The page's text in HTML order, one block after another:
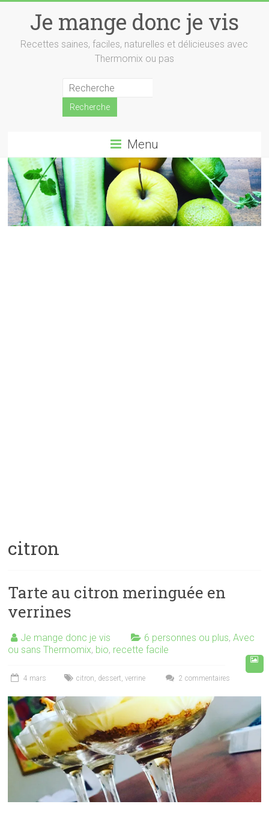
contentJe mange donc je vis
Recettes saines, faciles, naturelles et délicieuses avec
Thermomix ou pas
Menu
citron
Tarte au citron meringuée en
verrines
Je mange donc je vis 6 personnes ou plus,Avec
ou sans Thermomix, bio, recette facile
4 mars citron, dessert,verrine 2 commentaires